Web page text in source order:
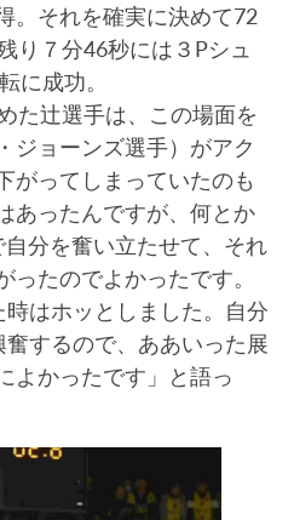
。それを確実に決めて72
り７分46秒には３Pシュ
に成功。
た辻選手は、この場面を
ジョーンズ選手）がアク
がってしまっていたのも
あったんですが、何とか
分を奮い立たせて、それ
たのでよかったです。
時はホッとしました。自分
するので、ああいった展
よかったです」と語っ